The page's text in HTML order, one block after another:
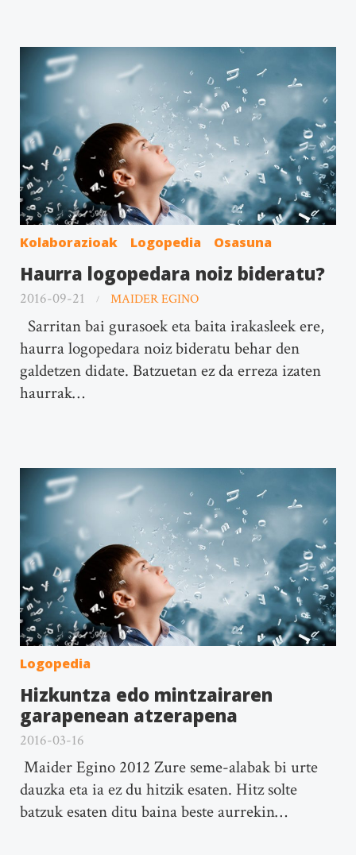
Kolaborazioak Logopedia Osasuna
Haurra logopedara noiz bideratu?
2016-09-21 MAIDER EGINO
Sarritan bai gurasoek eta baita irakasleek ere,
haurra logopedara noiz bideratu behar den
galdetzen didate. Batzuetan ez da erreza izaten
haurrak…
Logopedia
Hizkuntza edo mintzairaren
garapenean atzerapena
2016-03-16
Maider Egino 2012 Zure seme-alabak bi urte
dauzka eta ia ez du hitzik esaten. Hitz solte
batzuk esaten ditu baina beste aurrekin…